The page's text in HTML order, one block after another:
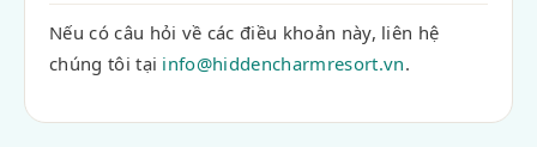
Nếu có câu hỏi về các điều khoản này, liên hệ
chúng tôi tại info@hiddencharmresort.vn.